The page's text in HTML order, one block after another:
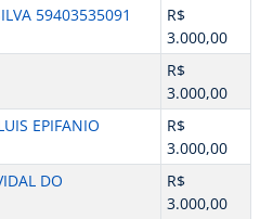
59403535091
R$
3.000,00
R$
3.000,00
EPIFANIO
R$
3.000,00
DO
R$
3.000,00